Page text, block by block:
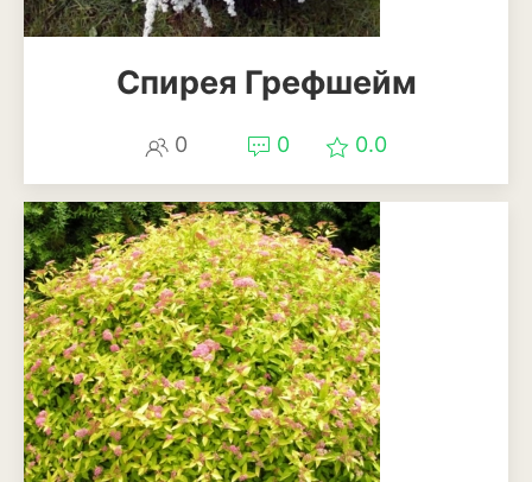
Ипомея
Клематисы
Крокус
Лапчатка
Лилейник
Лилии
Лобелия
Спирея Грефшейм
0 0 0.0